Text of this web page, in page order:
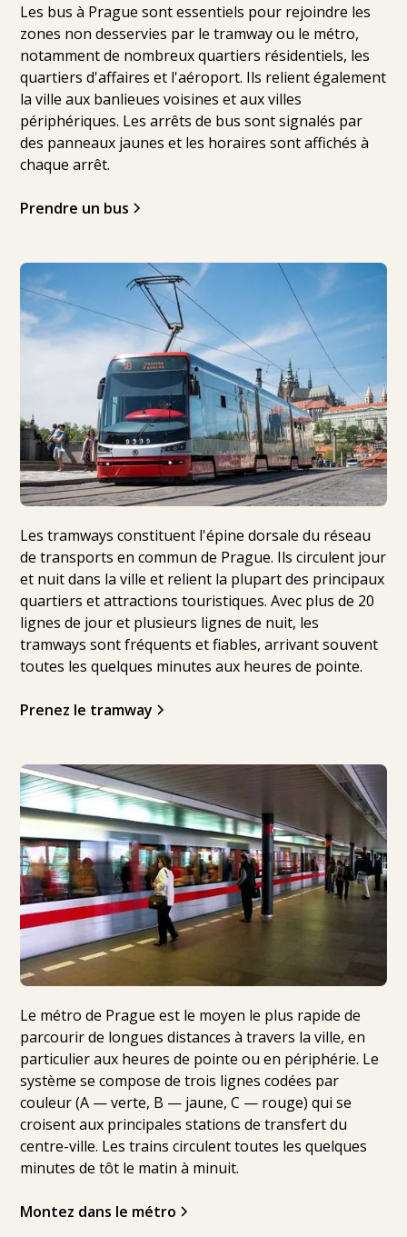
Les bus à Prague sont essentiels pour rejoindre les
zones non desservies par le tramway ou le métro,
notamment de nombreux quartiers résidentiels, les
quartiers d'affaires et l'aéroport. Ils relient également
la ville aux banlieues voisines et aux villes
périphériques. Les arrêts de bus sont signalés par
des panneaux jaunes et les horaires sont affichés à
chaque arrêt.
Prendre un bus
Les tramways constituent l'épine dorsale du réseau
de transports en commun de Prague. Ils circulent jour
et nuit dans la ville et relient la plupart des principaux
quartiers et attractions touristiques. Avec plus de 20
lignes de jour et plusieurs lignes de nuit, les
tramways sont fréquents et fiables, arrivant souvent
toutes les quelques minutes aux heures de pointe.
Prenez le tramway
Le métro de Prague est le moyen le plus rapide de
parcourir de longues distances à travers la ville, en
particulier aux heures de pointe ou en périphérie. Le
système se compose de trois lignes codées par
couleur (A — verte, B — jaune, C — rouge) qui se
croisent aux principales stations de transfert du
centre-ville. Les trains circulent toutes les quelques
minutes de tôt le matin à minuit.
Montez dans le métro